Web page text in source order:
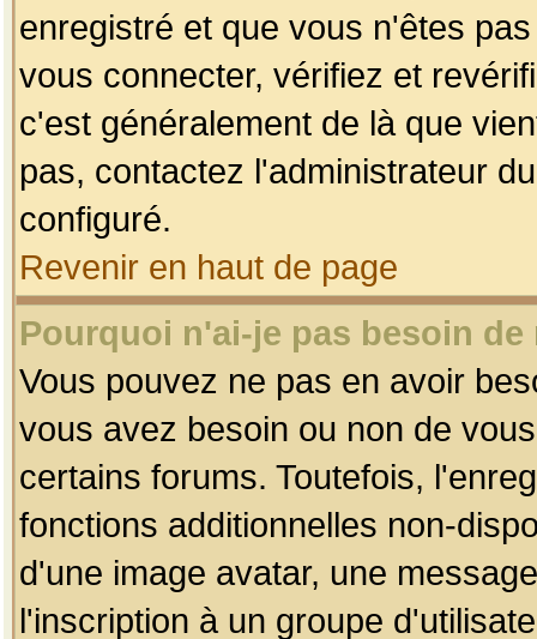
enregistré et que vous n'êtes
vous connecter, vérifiez et
c'est généralement de là que
pas, contactez l'administrateur
configuré.
Revenir en haut de page
Pourquoi n'ai-je pas besoin
Vous pouvez ne pas en avoir
vous avez besoin ou non de
certains forums. Toutefois,
fonctions additionnelles non-
d'une image avatar, une
l'inscription à un groupe